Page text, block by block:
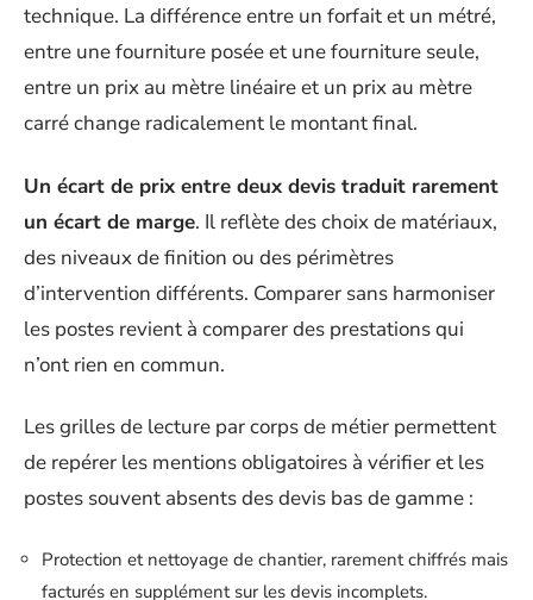
technique. La différence entre un forfait et un métré,
entre une fourniture posée et une fourniture seule,
entre un prix au mètre linéaire et un prix au mètre
carré change radicalement le montant final.
Un écart de prix entre deux devis traduit rarement
un écart de marge. Il reflète des choix de matériaux,
des niveaux de finition ou des périmètres
d’intervention différents. Comparer sans harmoniser
les postes revient à comparer des prestations qui
n’ont rien en commun.
Les grilles de lecture par corps de métier permettent
de repérer les mentions obligatoires à vérifier et les
postes souvent absents des devis bas de gamme :
Protection et nettoyage de chantier, rarement chiffrés mais
facturés en supplément sur les devis incomplets.